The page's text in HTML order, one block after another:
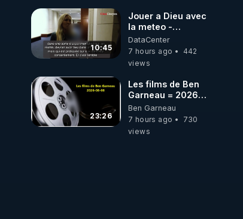
10:45
Jouer a Dieu avec
la meteo -
Citoicitoyen
DataCenter
7 hours ago
442
views
23:26
Les films de Ben
Garneau = 2026-
08-08
Ben Garneau
7 hours ago
730
views